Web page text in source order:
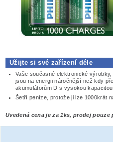
Užijte si své zařízení déle
Vaše současné elektronické
jsou na energii náročnější než kdy
akumulátorům D s vysokou
Šetří peníze, protože ji lze 1000krát
Uvedená cena je za 1ks, prodej pouze